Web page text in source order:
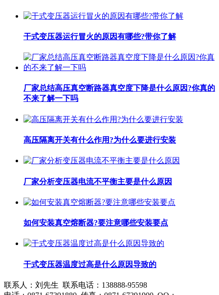
干式变压器运行冒火的原因有哪些?带你了解
厂家总结高压真空断路器真空度下降是什么原因?你真的
不来了解一下吗
高压隔离开关有什么作用?为什么要进行安装
厂家分析变压器电流不平衡主要是什么原因
如何安装真空熔断器?要注意哪些安装要点
干式变压器温度过高是什么原因导致的
联系人：刘先生 联系电话：138888-95598